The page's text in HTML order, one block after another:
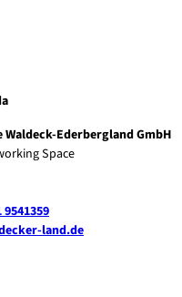
Ederbergland GmbH
Space
9541359
land.de